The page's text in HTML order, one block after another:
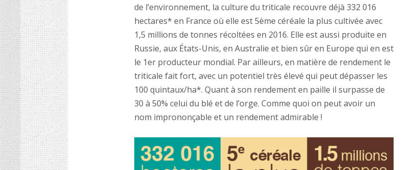
de l’environnement, la culture du triticale recouvre déjà 332 016
hectares* en France où elle est5ème céréale la plus cultivée avec
1,5 millions de tonnes récoltées en 2016. Elle est aussi produite en
Russie, aux États-Unis, en Australie et bien sûr en Europe qui en est
le 1er producteur mondial. Par ailleurs, en matière de rendement le
triticale fait fort, avec un potentiel très élevé qui peut dépasser les
100 quintaux/ha*. Quant à son rendement en paille il surpasse de
30 à 50% celui du blé et de l’orge. Comme quoi on peut avoir un
nom imprononçable et un rendement admirable !